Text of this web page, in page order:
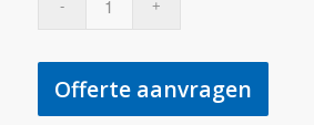
Offerte aanvragen